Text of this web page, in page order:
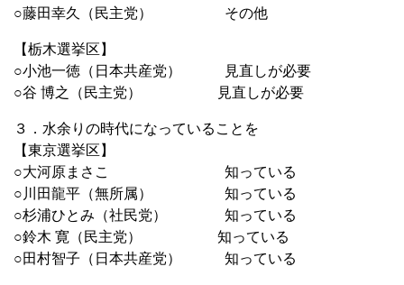
○藤田幸久（民主党） その他
【栃木選挙区】
○小池一徳（日本共産党） 見直しが必要
○谷 博之（民主党） 見直しが必要
３．水余りの時代になっていることを
【東京選挙区】
○大河原まさこ 知っている
○川田龍平（無所属） 知っている
○杉浦ひとみ（社民党） 知っている
○鈴木 寛（民主党） 知っている
○田村智子（日本共産党） 知っている